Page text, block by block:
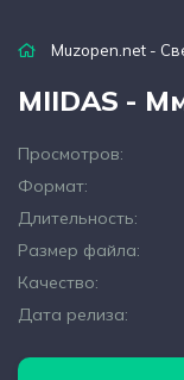
Muzopen.net -
MIIDAS -
Просмотров:
Формат:
Длительность:
Размер файла:
Качество:
Дата релиза: